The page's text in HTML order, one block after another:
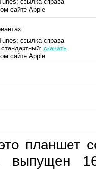
ссылка справа
сайте Apple
ссылка справа
скачать
сайте Apple
планшет
выпущен